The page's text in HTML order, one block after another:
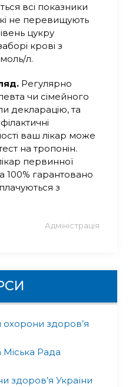
всі показники
не перевищують
цукру
крові з
л.
Регулярно
чи сімейного
декларацію, та
ваш лікар може
на тропонін.
первинної
100% гарантовано
з
Адміністрація
здоров’я
Міська Рада
здоров’я України